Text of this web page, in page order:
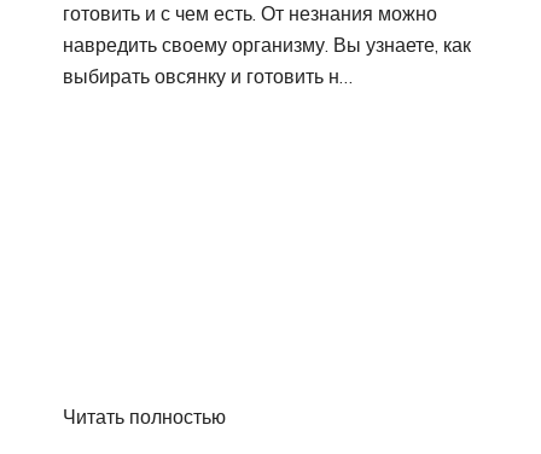
готовить и с чем есть. От незнания можно
навредить своему организму. Вы узнаете, как
выбирать овсянку и готовить н…
Читать полностью